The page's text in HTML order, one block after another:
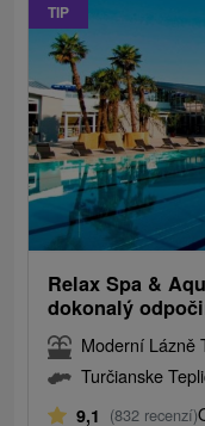
TIP
Relax Spa &
dokonalý
Moderní Lázně
Turčianske
9,1 (832 recenzí)